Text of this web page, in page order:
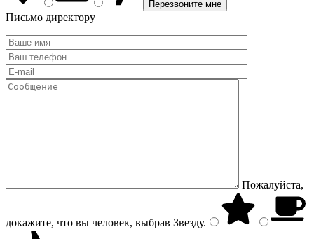
Письмо директору
Пожалуйста,
докажите, что вы человек, выбрав Звезду.